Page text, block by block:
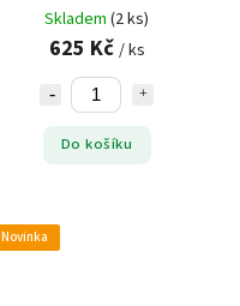
Skladem (2 ks)
625 Kč / ks
Do košíku
Novinka